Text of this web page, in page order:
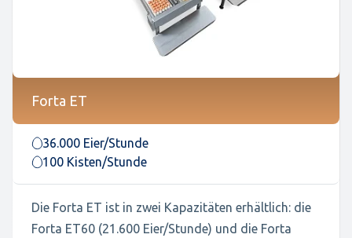
Forta ET
36.000 Eier/Stunde
100 Kisten/Stunde
Die Forta ET ist in zwei Kapazitäten erhältlich: die
Forta ET60 (21.600 Eier/Stunde) und die Forta